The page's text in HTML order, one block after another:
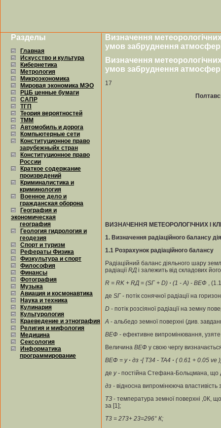
Разделы
Главная
Искусство и культура
Кибернетика
Метрология
Микроэкономика
Мировая экономика МЭО
РЦБ ценные бумаги
САПР
ТГП
Теория вероятностей
ТММ
Автомобиль и дорога
Компьютерные сети
Конституционное право
зарубежныйх стран
Конституционное право
России
Краткое содержание
произведений
Криминалистика и
криминология
Военное дело и
гражданская оборона
География и
экономическая
география
Геология гидрология и
геодезия
Спорт и туризм
Рефераты Физика
Физкультура и спорт
Философия
Финансы
Фотография
Музыка
Авиация и космонавтика
Наука и техника
Кулинария
Культурология
Краеведение и этнография
Религия и мифология
Медицина
Сексология
Информатика
программирование
Визначення
умов забруднення
Визначення
умов забруднення
17
ВИЗНАЧЕННЯ МЕТЕОРОЛОГІЧНИХ І
1. Визначення радіаційного балансу
1.1 Розрахунок радіаційного балансу
Радіаційний баланс діяльного шару
радіаціїRД і залежить від складових
R = RK + RД = (SГ+ D) · (1 - A) - BЕФ ,
де SГ - потік сонячної радіації на
D - потік розсіяної радіації на земну
А - альбедо земної поверхні (див.
ВЕФ - ефективне випромінювання,
Величина ВЕФ у свою чергу
ВЕФ = у · дз ·[ T34 - TA4 · ( 0.61 + 0.05 vе
де у - постійна Стефана-Больцмана, що
дз - відносна випромінююча властивість
ТЗ - температура земної поверхні ,0К,
за [1];
Т3 = 273+ 23=296° К;